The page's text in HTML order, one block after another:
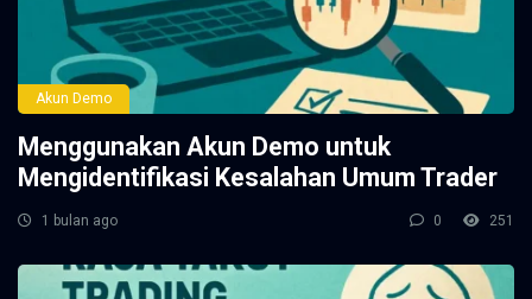
Akun Demo
Menggunakan Akun Demo untuk
Mengidentifikasi Kesalahan Umum Trader
1 bulan ago 0 251